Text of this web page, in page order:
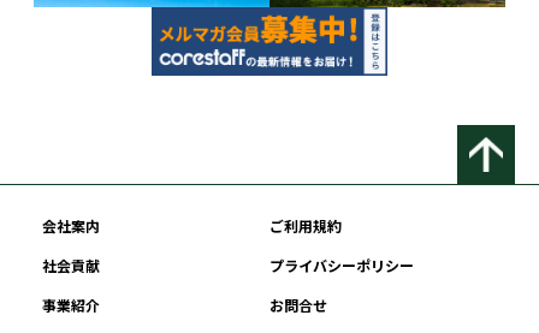
会社案内
ご利用規約
社会貢献
プライバシーポリシー
事業紹介
お問合せ